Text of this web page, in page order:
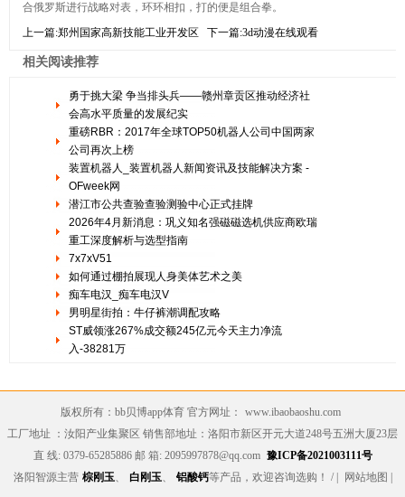
合俄罗斯进行战略对表，环环相扣，打的便是组合拳。
上一篇:郑州国家高新技能工业开发区 下一篇:3d动漫在线观看
相关阅读推荐
勇于挑大梁 争当排头兵——赣州章贡区推动经济社
会高水平质量的发展纪实
重磅RBR：2017年全球TOP50机器人公司中国两家
公司再次上榜
装置机器人_装置机器人新闻资讯及技能解决方案 -
OFweek网
潜江市公共查验查验测验中心正式挂牌
2026年4月新消息：巩义知名强磁磁选机供应商欧瑞
重工深度解析与选型指南
7x7xV51
如何通过棚拍展现人身美体艺术之美
痴车电汉_痴车电汉V
男明星街拍：牛仔裤潮调配攻略
ST威领涨267%成交额245亿元今天主力净流
入-38281万
版权所有：bb贝博app体育 官方网址：
www.ibaobaoshu.com
工厂地址 ：汝阳产业集聚区 销售部地址：洛阳市新区开元大道248号五洲大厦23层
直 线: 0379-65285886 邮 箱: 2095997878@qq.com 豫ICP备2021003111号
洛阳智源主营 棕刚玉、 白刚玉、 铝酸钙等产品，欢迎咨询选购！ / 网站地图